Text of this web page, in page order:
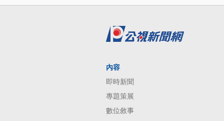
內容
即時新聞
專題策展
數位敘事